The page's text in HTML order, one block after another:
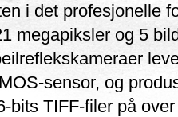
i det profesjonelle
megapiksler og 5
sensor, og
bits TIFF-filer på